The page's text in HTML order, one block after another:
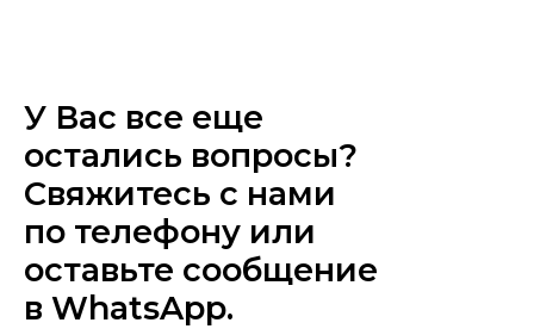
У Вас все еще
остались вопросы?
Свяжитесь с нами
по телефону или
оставьте сообщение
в WhatsApp.